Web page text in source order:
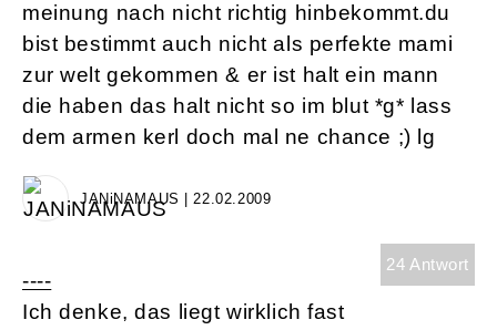
meinung nach nicht richtig hinbekommt.du
bist bestimmt auch nicht als perfekte mami
zur welt gekommen & er ist halt ein mann
die haben das halt nicht so im blut *g* lass
dem armen kerl doch mal ne chance ;) lg
JANiNAMAUS | 22.02.2009
24 Antwort
----
Ich denke, das liegt wirklich fast